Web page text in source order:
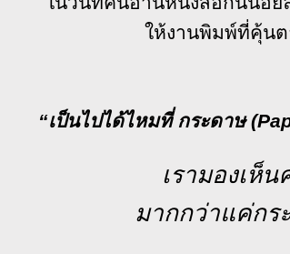
ให้งานพิมพ์ที่คุ้นต
“เป็นไปได้ไหมที่ กระดาษ
เรามองเห็
มากกว่าแค่กร